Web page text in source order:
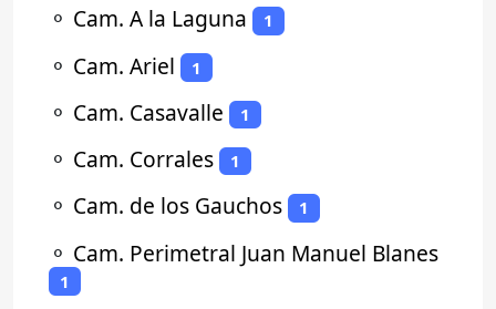
⚬ Cam. A la Laguna 1
⚬ Cam. Ariel 1
⚬ Cam. Casavalle 1
⚬ Cam. Corrales 1
⚬ Cam. de los Gauchos 1
⚬ Cam. Perimetral Juan Manuel Blanes
1